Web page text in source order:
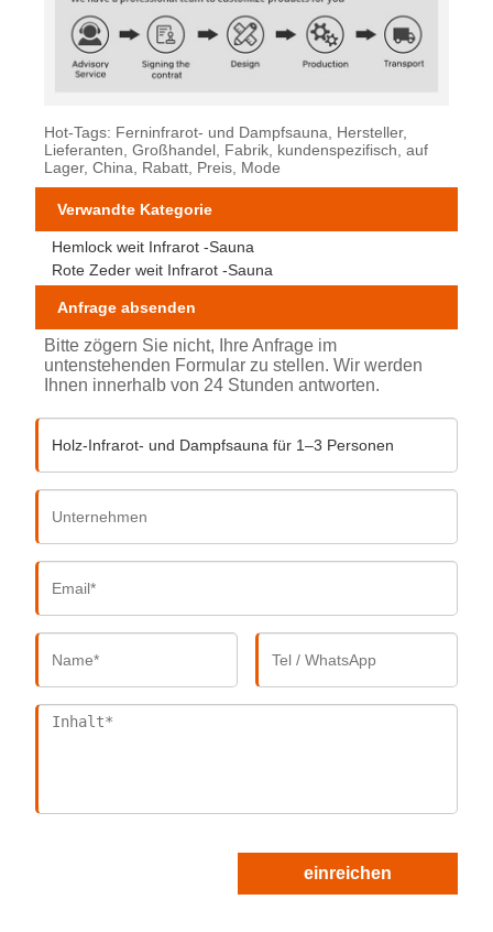
Hot-Tags: Ferninfrarot- und Dampfsauna, Hersteller,
Lieferanten, Großhandel, Fabrik, kundenspezifisch, auf
Lager, China, Rabatt, Preis, Mode
Verwandte Kategorie
Hemlock weit Infrarot -Sauna
Rote Zeder weit Infrarot -Sauna
Anfrage absenden
Bitte zögern Sie nicht, Ihre Anfrage im
untenstehenden Formular zu stellen. Wir werden
Ihnen innerhalb von 24 Stunden antworten.
einreichen